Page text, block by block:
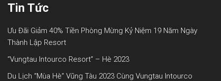
Tin Tức
Ưu Đãi Giảm 40% Tiền Phòng Mừng Kỷ Niệm 19 Năm Ngày
Thành Lập Resort
“Vungtau Intourco Resort” – Hè 2023
Du Lịch “mùa Hè” Vũng Tàu 2023 Cùng Vungtau Intourco